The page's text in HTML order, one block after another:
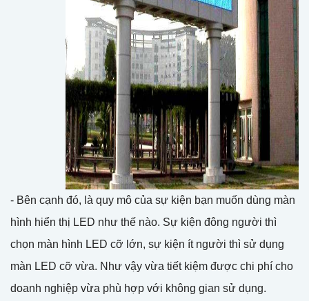
- Bên cạnh đó, là quy mô của sự kiện bạn muốn dùng màn
hình hiển thị LED như thế nào. Sự kiện đông người thì
chọn màn hình LED cỡ lớn, sự kiện ít người thì sử dụng
màn LED cỡ vừa. Như vậy vừa tiết kiệm được chi phí cho
doanh nghiệp vừa phù hợp với không gian sử dụng.